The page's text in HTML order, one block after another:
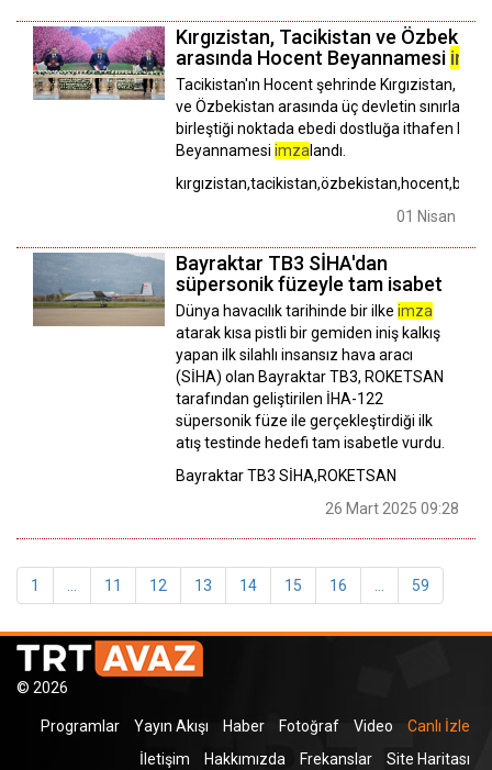
Kırgızistan, Tacikistan ve
arasında Hocent Beyannamesi imza
Tacikistan'ın Hocent şehrinde Kırgızistan,
ve Özbekistan arasında üç devletin sınırlarının
birleştiği noktada ebedi dostluğa ithafen
Beyannamesi imza landı.
01 Nisan
Bayraktar TB3 SİHA'dan
süpersonik füzeyle tam isabet
Dünya havacılık tarihinde bir ilke imza
atarak kısa pistli bir gemiden iniş kalkış
yapan ilk silahlı insansız hava aracı
(SİHA) olan Bayraktar TB3, ROKETSAN
tarafından geliştirilen İHA-122
süpersonik füze ile gerçekleştirdiği ilk
atış testinde hedefi tam isabetle vurdu.
Bayraktar TB3 SİHA,ROKETSAN
26 Mart 2025 09:28
1 11 12 13 14 15 16 59
© 2026
Programlar Yayın Akışı Haber Fotoğraf Video
Canlı İzle
İletişim
Hakkımızda Frekanslar Site Haritası